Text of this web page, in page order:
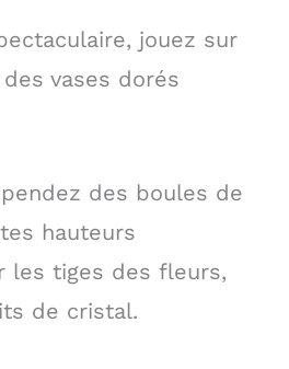
jouez sur
vases dorés
des boules de
hauteurs
les tiges des fleurs,
de cristal.